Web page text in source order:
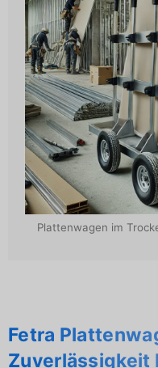
Plattenwagen im
Fetra
Zuverlässigkeit